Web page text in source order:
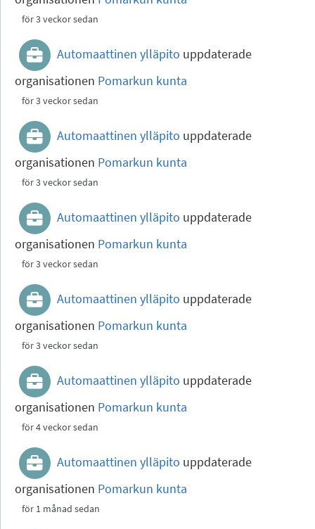
för 3 veckor sedan
Automaattinen ylläpito uppdaterade
organisationen Pomarkun kunta
för 3 veckor sedan
Automaattinen ylläpito uppdaterade
organisationen Pomarkun kunta
för 3 veckor sedan
Automaattinen ylläpito uppdaterade
organisationen Pomarkun kunta
för 3 veckor sedan
Automaattinen ylläpito uppdaterade
organisationen Pomarkun kunta
för 3 veckor sedan
Automaattinen ylläpito uppdaterade
organisationen Pomarkun kunta
för 4 veckor sedan
Automaattinen ylläpito uppdaterade
organisationen Pomarkun kunta
för 1 månad sedan